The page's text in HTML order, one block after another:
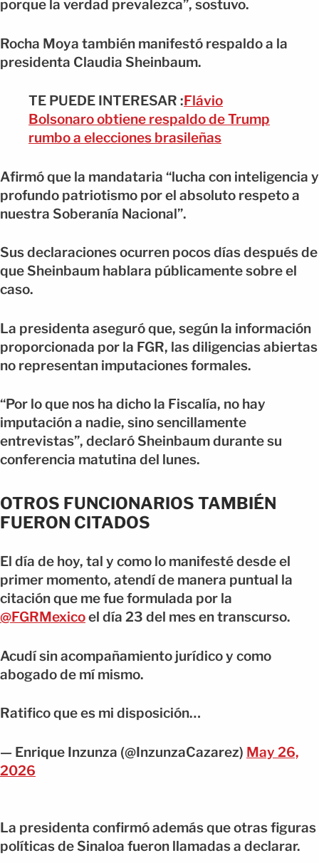
porque la verdad prevalezca”, sostuvo.
Rocha Moya también manifestó respaldo a la
presidenta Claudia Sheinbaum.
TE PUEDE INTERESAR :Flávio
Bolsonaro obtiene respaldo de Trump
rumbo a elecciones brasileñas
Afirmó que la mandataria “lucha con inteligencia y
profundo patriotismo por el absoluto respeto a
nuestra Soberanía Nacional”.
Sus declaraciones ocurren pocos días después de
que Sheinbaum hablara públicamente sobre el
caso.
La presidenta aseguró que, según la información
proporcionada por la FGR, las diligencias abiertas
no representan imputaciones formales.
“Por lo que nos ha dicho la Fiscalía, no hay
imputación a nadie, sino sencillamente
entrevistas”, declaró Sheinbaum durante su
conferencia matutina del lunes.
OTROS FUNCIONARIOS TAMBIÉN
FUERON CITADOS
El día de hoy, tal y como lo manifesté desde el
primer momento, atendí de manera puntual la
citación que me fue formulada por la
@FGRMexicoel día 23 del mes en transcurso.
Acudí sin acompañamiento jurídico y como
abogado de mí mismo.
Ratifico que es mi disposición…
— Enrique Inzunza (@InzunzaCazarez) May 26,
2026
La presidenta confirmó además que otras figuras
políticas de Sinaloa fueron llamadas a declarar.